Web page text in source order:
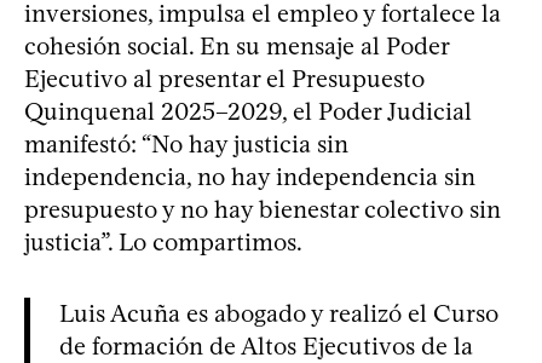
inversiones, impulsa el empleo y fortalece la
cohesión social. En su mensaje al Poder
Ejecutivo al presentar el Presupuesto
Quinquenal 2025–2029, el Poder Judicial
manifestó: “No hay justicia sin
independencia, no hay independencia sin
presupuesto y no hay bienestar colectivo sin
justicia”. Lo compartimos.
Luis Acuña es abogado y realizó el Curso
de formación de Altos Ejecutivos de la